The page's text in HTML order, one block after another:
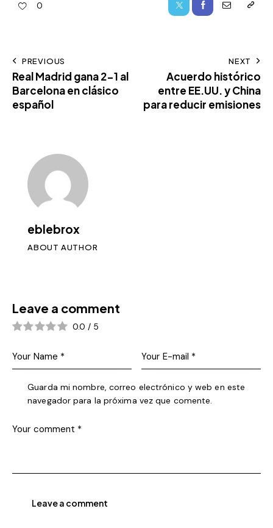
0
PREVIOUS
Real Madrid gana 2-1 al
Barcelona en clásico
español
NEXT
Acuerdo histórico
entre EE.UU. y China
para reducir emisiones
eblebrox
ABOUT AUTHOR
Leave a comment
0.0 / 5
Guarda mi nombre, correo electrónico y web en este
navegador para la próxima vez que comente.